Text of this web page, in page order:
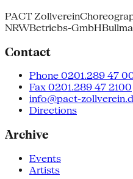
PACT Zollverein
NRWBetriebs-GmbH
Contact
Phone 0201.289 47
Fax 0201.289 47 2100
info@pact-
Directions
Archive
Events
Artists